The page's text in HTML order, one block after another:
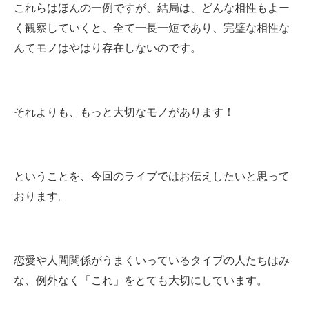
これらはほんの一例ですが、結局は、どんな相性もよー
く観察していくと、全て一長一短であり、完璧な相性な
んてモノはやはり存在しないのです。
それよりも、もっと大切なモノがあります！
ということを、今回のライブではお伝えしたいと思って
おります。
恋愛や人間関係がうまくいっているタイプの人たちはみ
な、例外なく「これ」をとても大切にしています。